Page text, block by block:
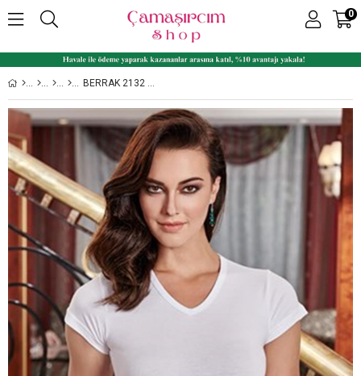
0
BERRAK 2132 KISA KOL LIKRALI SÜPREM V YAKA KADIN BODY